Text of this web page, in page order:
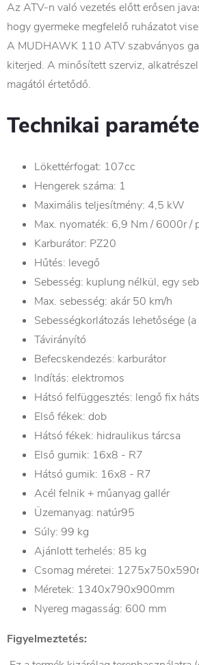
Az ATV-n való vezetés előtt erősen
hogy gyermeke megfelelő ruházatot
A MUDHAWK 110 ATV szabványos
kiterjed. A minősített szerviz,
magától értetődő.
Technikai
Lökettérfogat: 107cc
Hengerek száma: 1
Maximális teljesítmény: 4,5 kW
Max. nyomaték: 6,9 Nm / 6000r /
Karburátor: PZ20
Hűtés: levegő
Sebesség: kuplung nélkül, egy
Max. sebesség: akár 50 km/h
Sebességkorlátozás lehetősége
Távirányító
Befecskendezés: karburátor
Indítás: elektromos
Hátsó felfüggesztés: lengő fix
Első fékek: dob
Hátsó fékek: hidraulikus tárcsa
Első gumik: 16x8 - R7
Hátsó gumik: 16x8 - R7
Acél felnik + műanyag gallér
Üzemanyag: natúr95
Súly: 99 kg
Ajánlott terhelés: 85 kg
Csomag méretei:
Méretek: 1340x790x900mm
Nyereg magasság: 600 mm
Figyelmeztetés: